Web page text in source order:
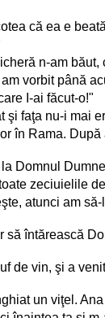
că ea e
n-am
vorbit până
I-ai făcut-o!"
şi faţa nu-i mai
în Rama.
Domnul
zeciuielile
atunci am
întărească
de vin, şi a
un viţel.